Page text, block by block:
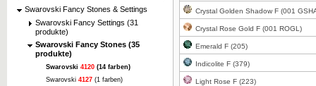
Swarovski Fancy Stones & Settings
Swarovski Fancy Settings (31
produkte)
Swarovski Fancy Stones (35
produkte)
Swarovski 4120 (14 farben)
Swarovski 4127 (1 farben)
Crystal Golden Shadow F (001
Crystal Rose Gold F (001 ROGL)
Emerald F (205)
Indicolite F (379)
Light Rose F (223)